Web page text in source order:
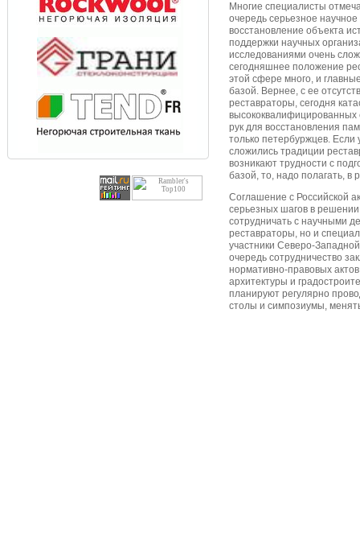
Многие специалисты
очередь серьезное
восстановление объекта
поддержки научных
исследованиями очень
сегодняшнее положение
этой сфере много, и
базой. Вернее, с ее
реставраторы, сегодня
высококвалифицированных
рук для восстановления
только петербуржцев. Если
сложились традиции
возникают трудности с
базой, то, надо полагать, в
Соглашение с Российской
серьезных шагов в
сотрудничать с научными
реставраторы, но и
участники Северо-
очередь сотрудничество
нормативно-правовых
архитектуры и
планируют регулярно
столы и симпозиумы,